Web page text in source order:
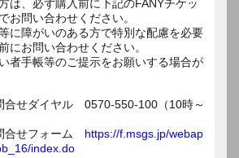
は、必ず購入前に下記のFANYチケッ
お問い合わせください。
に障がいのある方で特別な配慮を必要
にお問い合わせください。
者手帳等のご提示をお願いする場合が
合せダイヤル 0570-550-100（10時～
合せフォーム https://f.msgs.jp/webap
index.do